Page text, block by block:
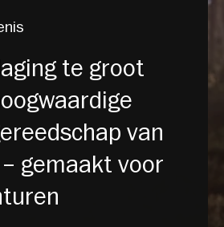
te groot
van
gemaakt voor